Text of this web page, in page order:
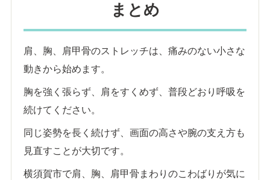
まとめ
肩、胸、肩甲骨のストレッチは、痛みのない小さな
動きから始めます。
胸を強く張らず、肩をすくめず、普段どおり呼吸を
続けてください。
同じ姿勢を長く続けず、画面の高さや腕の支え方も
見直すことが大切です。
横須賀市で肩、胸、肩甲骨まわりのこわばりが気に